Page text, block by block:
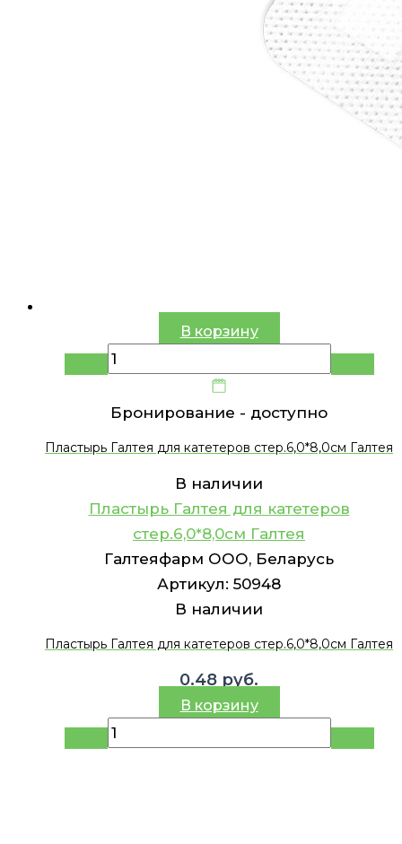
В корзину
Бронирование - доступно
Пластырь Галтея для катетеров стер.6,0*8,0см Галтея
В наличии
Пластырь Галтея для катетеров
стер.6,0*8,0см Галтея
Галтеяфарм ООО, Беларусь
Артикул: 50948
В наличии
Пластырь Галтея для катетеров стер.6,0*8,0см Галтея
0.48 руб.
В корзину